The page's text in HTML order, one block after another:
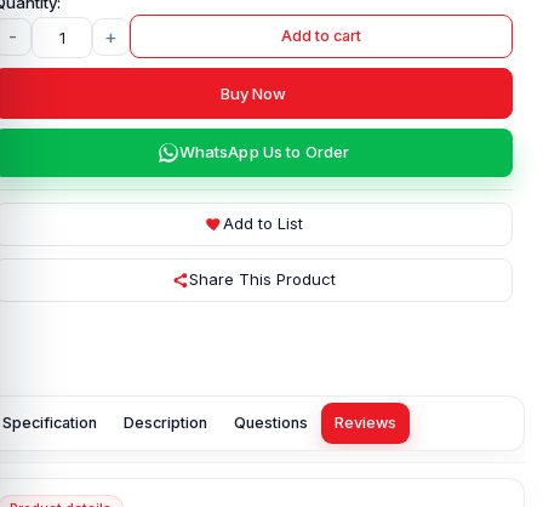
- + Add to cart
Buy Now
WhatsApp Us to Order
Add to List
Share This Product
Specification Description Questions Reviews